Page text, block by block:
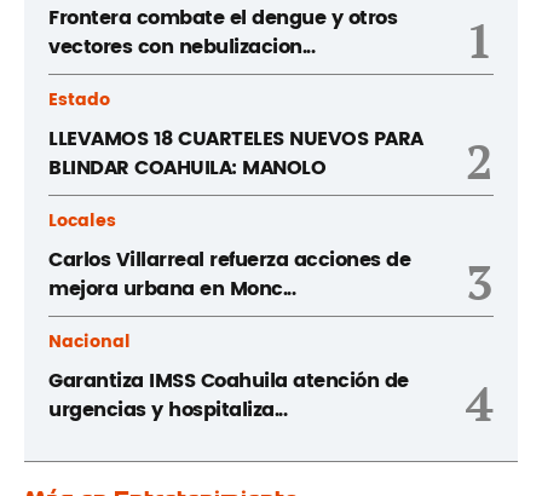
Frontera combate el dengue y otros
vectores con nebulizacion...
1
Estado
LLEVAMOS 18 CUARTELES NUEVOS PARA
BLINDAR COAHUILA: MANOLO
2
Locales
Carlos Villarreal refuerza acciones de
mejora urbana en Monc...
3
Nacional
Garantiza IMSS Coahuila atención de
urgencias y hospitaliza...
4